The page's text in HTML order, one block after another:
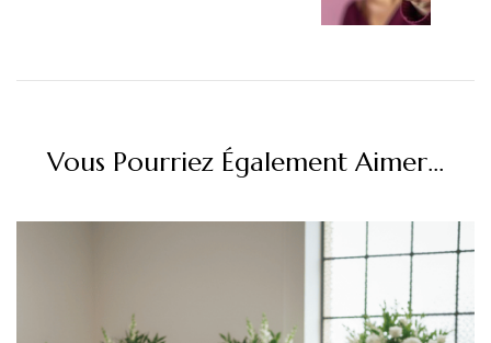
Vous Pourriez Également Aimer...